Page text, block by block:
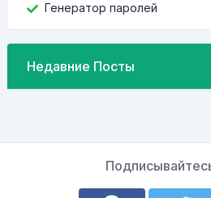
Генератор паролей
Недавние Посты